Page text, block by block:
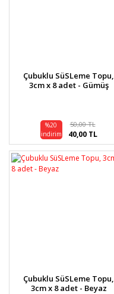
Çubuklu SüSLeme Topu,
3cm x 8 adet - Gümüş
%20
indirim
50,00 TL
40,00 TL
Çubuklu SüSLeme Topu,
3cm x 8 adet - Beyaz